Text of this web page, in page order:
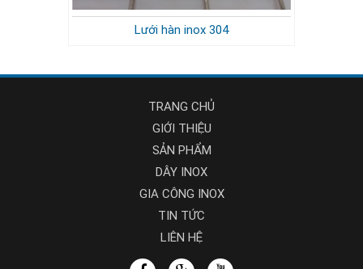
Lưới hàn inox 304
TRANG CHỦ
GIỚI THIỆU
SẢN PHẨM
DÂY INOX
GIA CÔNG INOX
TIN TỨC
LIÊN HỆ